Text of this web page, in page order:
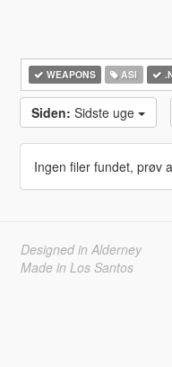
WEAPONS ASI
Siden: Sidste uge
Ingen filer fundet, prøv
Designed in Alderney
Made in Los Santos